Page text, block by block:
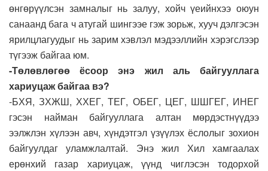
өнгөрүүлсэн замналыг нь залуу, хойч үеийнхээ оюун
санаанд бага ч атугай шингээе гэж зорьж, хууч дэлгэсэн
ярилцлагуудыг нь зарим хэвлэл мэдээллийн хэрэгслээр
түгээж байгаа юм.
-Төлөвлөгөө ёсоор энэ жил аль байгууллага
хариуцаж байгаа вэ?
-БХЯ, ЗХЖШ, ХХЕГ, ТЕГ, ОБЕГ, ЦЕГ, ШШГЕГ, ИНЕГ
гэсэн найман байгууллага алтан мөрдэстнүүдээ
ээлжлэн хүлээн авч, хүндэтгэл үзүүлэх ёслолыг зохион
байгуулдаг уламжлалтай. Энэ жил Хил хамгаалах
ерөнхий газар хариуцаж, үүнд чиглэсэн тодорхой